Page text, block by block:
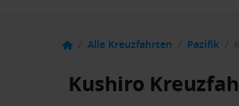
/ Alle Kreuzfahrten / Pazifik /
Kushiro